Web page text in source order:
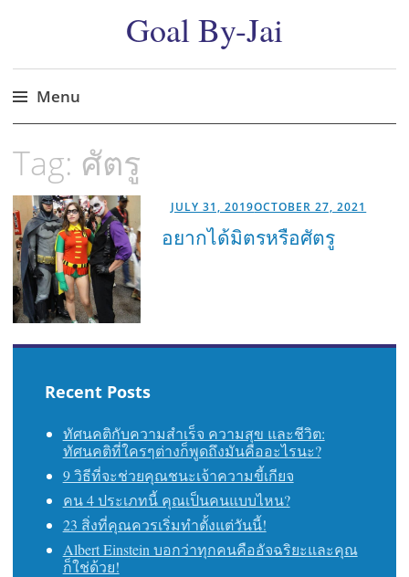
Goal By-Jai
Menu
content
Tag: ศัตรู
JULY 31, 2019OCTOBER 27, 2021
อยากได้มิตรหรือศัตรู
Recent Posts
ทัศนคติกับความสำเร็จ ความสุข และชีวิต:
ทัศนคติที่ใครๆต่างก็พูดถึงมันคืออะไรนะ?
9 วิธีที่จะช่วยคุณชนะเจ้าความขี้เกียจ
คน 4 ประเภทนี้ คุณเป็นคนแบบไหน?
23 สิ่งที่คุณควรเริ่มทำตั้งแต่วันนี้!
Albert Einstein บอกว่าทุกคนคืออัจฉริยะและคุณ
ก็ใช่ด้วย!